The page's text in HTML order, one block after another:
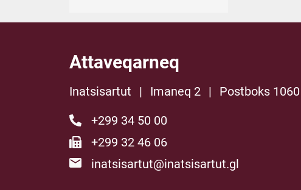
Attaveqarneq
Inatsisartut | Imaneq 2 | Postboks 1060
+299 34 50 00
+299 32 46 06
inatsisartut@inatsisartut.gl